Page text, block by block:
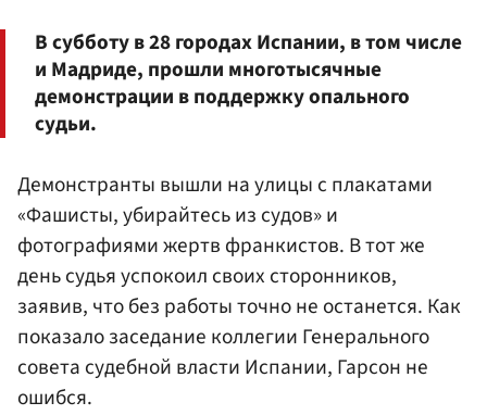
В субботу в 28 городах Испании, в том числе
и Мадриде, прошли многотысячные
демонстрации в поддержку опального
судьи.
Демонстранты вышли на улицы с плакатами
«Фашисты, убирайтесь из судов» и
фотографиями жертв франкистов. В тот же
день судья успокоил своих сторонников,
заявив, что без работы точно не останется. Как
показало заседание коллегии Генерального
совета судебной власти Испании, Гарсон не
ошибся.